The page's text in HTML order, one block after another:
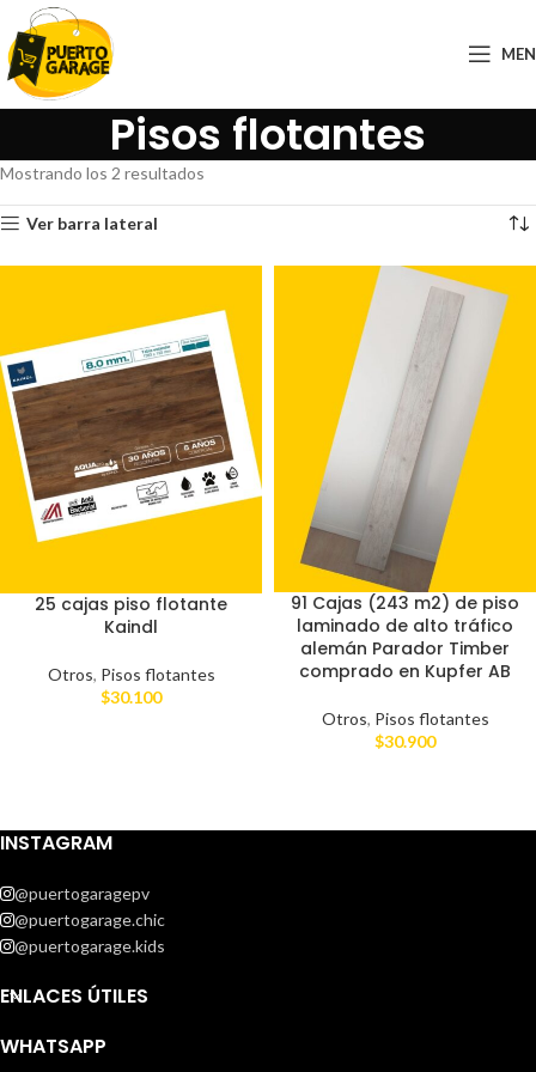
Pisos flotantes
Mostrando los 2 resultados
Ver barra lateral
25 cajas piso flotante
Kaindl
Otros, Pisos flotantes
$30.100
91 Cajas (243 m2) de piso
laminado de alto tráfico
alemán Parador Timber
comprado en Kupfer AB
Otros, Pisos flotantes
$30.900
INSTAGRAM
@puertogaragepv
@puertogarage.chic
@puertogarage.kids
ENLACES ÚTILES
WHATSAPP